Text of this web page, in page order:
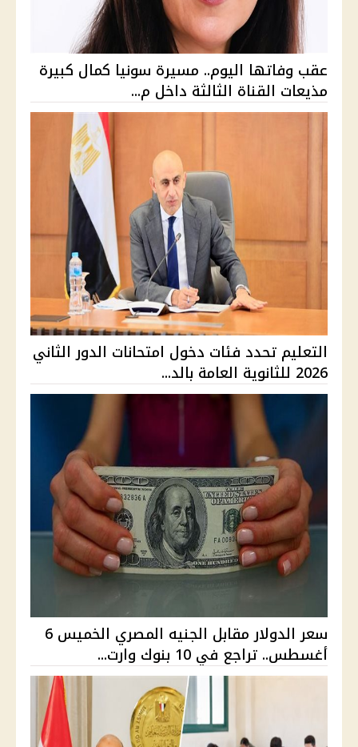
عقب وفاتها اليوم.. مسيرة سونيا كمال كبيرة
مذيعات القناة الثالثة داخل م...
التعليم تحدد فئات دخول امتحانات الدور الثاني
2026 للثانوية العامة بالد...
سعر الدولار مقابل الجنيه المصري الخميس 6
أغسطس.. تراجع في 10 بنوك وارت...